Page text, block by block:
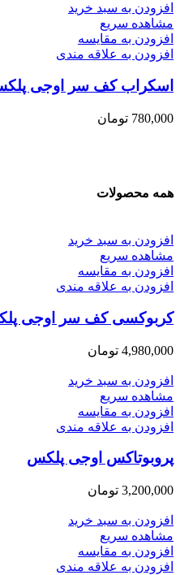
افزودن به سبد خرید
مشاهده سریع
افزودن به مقایسه
افزودن به علاقه مندی
اسکراب کف سر اوجی
780,000 تومان
همه محصولات
افزودن به سبد خرید
مشاهده سریع
افزودن به مقایسه
افزودن به علاقه مندی
کربوکسی کف سر اوجی
4,980,000 تومان
افزودن به سبد خرید
مشاهده سریع
افزودن به مقایسه
افزودن به علاقه مندی
پروبوتاکس اوجی پلکس
3,200,000 تومان
افزودن به سبد خرید
مشاهده سریع
افزودن به مقایسه
افزودن به علاقه مندی